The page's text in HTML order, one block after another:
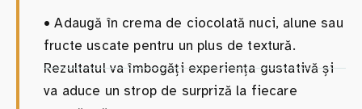
• Adaugă în crema de ciocolată nuci, alune sau
fructe uscate pentru un plus de textură.
Rezultatul va îmbogăți experiența gustativă și
va aduce un strop de surpriză la fiecare